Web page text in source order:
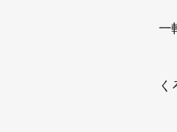
一
く